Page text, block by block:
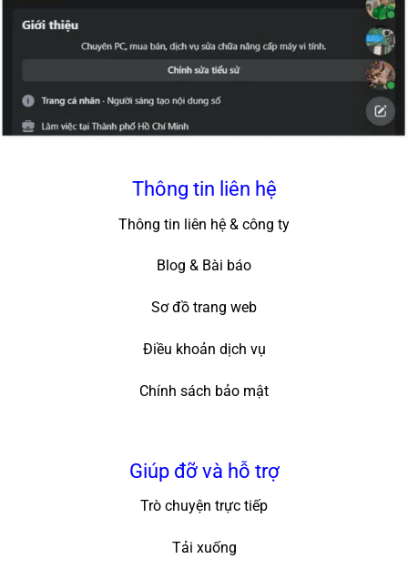
Thông tin liên hệ
Thông tin liên hệ & công ty
Blog & Bài báo
Sơ đồ trang web
Điều khoản dịch vụ
Chính sách bảo mật
Giúp đỡ và hỗ trợ
Trò chuyện trực tiếp
Tải xuống